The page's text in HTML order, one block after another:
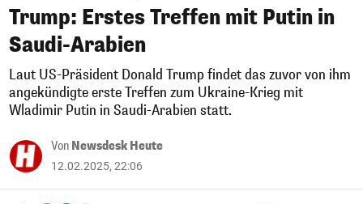
Trump: Erstes Treffen mit Putin in
Saudi-Arabien
Laut US-Präsident Donald Trump findet das zuvor von ihm
angekündigte erste Treffen zum Ukraine-Krieg mit
Wladimir Putin in Saudi-Arabien statt.
Von Newsdesk Heute
12.02.2025, 22:06